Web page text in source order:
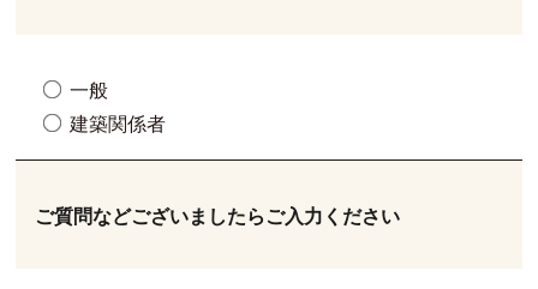
一般
建築関係者
ご質問などございましたらご入力ください